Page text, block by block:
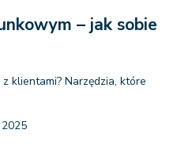
– jak sobie
z klientami? Narzędzia, które